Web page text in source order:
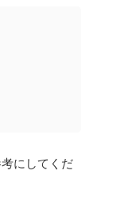
にしてくだ